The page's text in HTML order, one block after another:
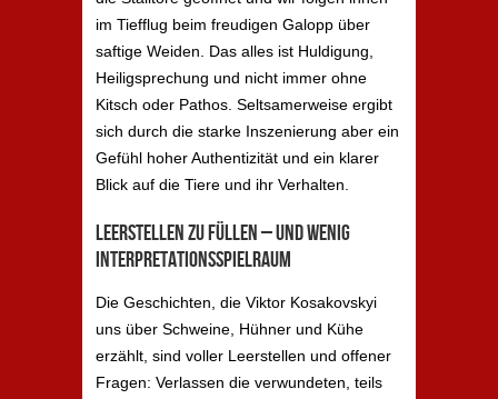
im Tiefflug beim freudigen Galopp über
saftige Weiden. Das alles ist Huldigung,
Heiligsprechung und nicht immer ohne
Kitsch oder Pathos. Seltsamerweise ergibt
sich durch die starke Inszenierung aber ein
Gefühl hoher Authentizität und ein klarer
Blick auf die Tiere und ihr Verhalten.
Leerstellen zu füllen – und wenig
Interpretationsspielraum
Die Geschichten, die Viktor Kosakovskyi
uns über Schweine, Hühner und Kühe
erzählt, sind voller Leerstellen und offener
Fragen: Verlassen die verwundeten, teils